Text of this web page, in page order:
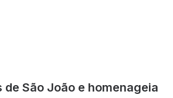
São João e homenageia